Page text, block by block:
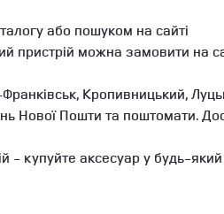
або пошуком на сайті
пристрій можна замовити на
Кропивницький,
Нової Пошти та поштомати.
- купуйте аксесуар у будь-